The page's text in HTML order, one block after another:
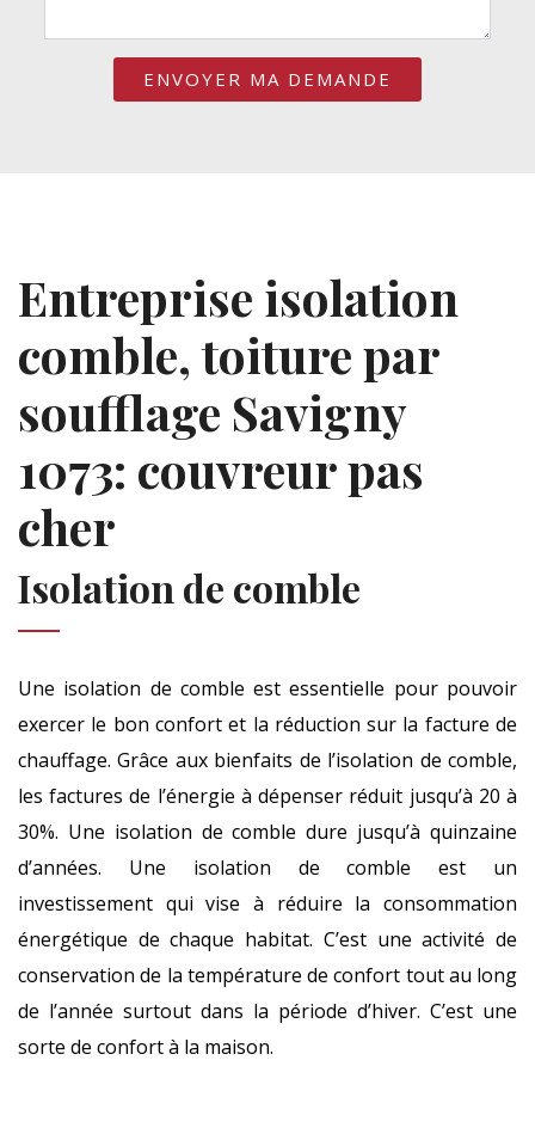
Entreprise isolation
comble, toiture par
soufflage Savigny
1073: couvreur pas
cher
Isolation de comble
Une isolation de comble est essentielle pour pouvoir
exercer le bon confort et la réduction sur la facture de
chauffage. Grâce aux bienfaits de l’isolation de comble,
les factures de l’énergie à dépenser réduit jusqu’à 20 à
30%. Une isolation de comble dure jusqu’à quinzaine
d’années. Une isolation de comble est un
investissement qui vise à réduire la consommation
énergétique de chaque habitat. C’est une activité de
conservation de la température de confort tout au long
de l’année surtout dans la période d’hiver. C’est une
sorte de confort à la maison.